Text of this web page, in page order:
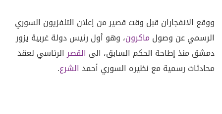
ووقع الانفجاران قبل وقت قصير من إعلان التلفزيون السوري
الرسمي عن وصولماكرون، وهو أول رئيس دولة غربية يزور
دمشق منذ إطاحة الحكم السابق، الى القصرالرئاسي لعقد
محادثات رسمية مع نظيره السوري أحمد الشرع.